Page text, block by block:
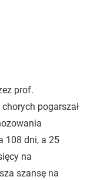
prof.
pogarszał
108 dni, a 25
na
szansę na